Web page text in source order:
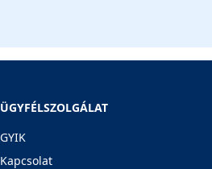
ÜGYFÉLSZOLGÁLAT
GYIK
Kapcsolat